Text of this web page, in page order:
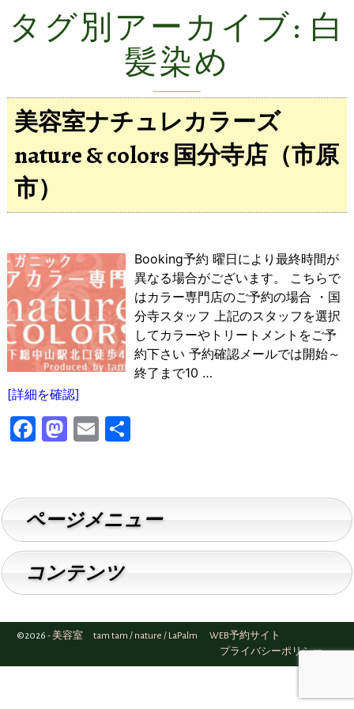
タグ別アーカイブ: 白
髪染め
美容室ナチュレカラーズ
nature & colors 国分寺店（市原
市）
Booking予約 曜日により最終時間が
異なる場合がございます。 こちらで
はカラー専門店のご予約の場合 ・国
分寺スタッフ 上記のスタッフを選択
してカラーやトリートメントをご予
約下さい 予約確認メールでは開始～
終了まで10 …
[詳細を確認]
F
e
b
o
o
k
M
o
d
o
n
E
l
共
ページメニュー
コンテンツ
©2026 -美容室 tam tam / nature / LaPalm WEB予約サイト
プライバシーポリシー